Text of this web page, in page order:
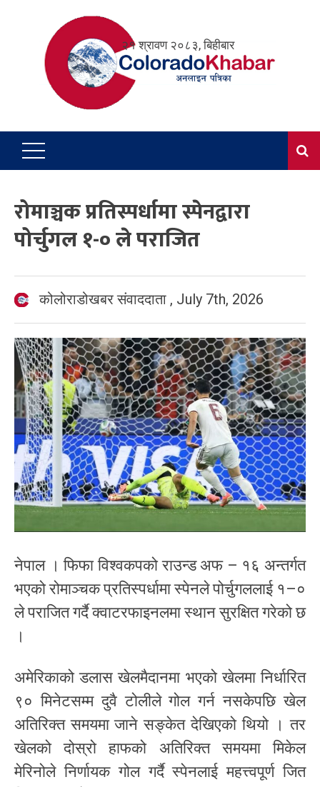
२१ श्रावण २०८३, बिहीबार
रोमाञ्चक प्रतिस्पर्धामा स्पेनद्वारा
पोर्चुगल १-० ले पराजित
कोलोराडोखबर संवाददाता , July 7th, 2026
नेपाल । फिफा विश्वकपको राउन्ड अफ – १६ अन्तर्गत
भएको रोमाञ्चक प्रतिस्पर्धामा स्पेनले पोर्चुगललाई १–०
ले पराजित गर्दै क्वाटरफाइनलमा स्थान सुरक्षित गरेको छ
।
अमेरिकाको डलास खेलमैदानमा भएको खेलमा निर्धारित
९० मिनेटसम्म दुवै टोलीले गोल गर्न नसकेपछि खेल
अतिरिक्त समयमा जाने सङ्केत देखिएको थियो । तर
खेलको दोस्रो हाफको अतिरिक्त समयमा मिकेल
मेरिनोले निर्णायक गोल गर्दै स्पेनलाई महत्त्वपूर्ण जित